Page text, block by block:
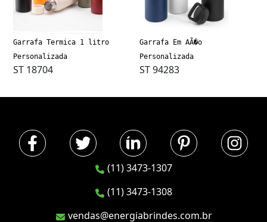
Garrafa Termica 1 litro
Personalizada
ST 18704
Garrafa Em AÃ�o
Personalizada
ST 94283
(11) 3473-1307
(11) 3473-1308
vendas@energiabrindes.com.br